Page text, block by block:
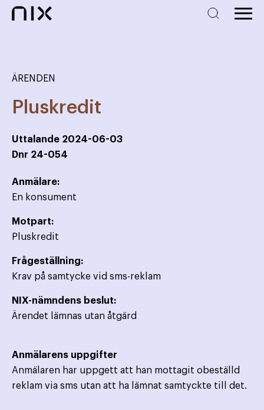
ÄRENDEN
Pluskredit
Uttalande 2024-06-03
Dnr 24-054
Anmälare:
En konsument
Motpart:
Pluskredit
Frågeställning:
Krav på samtycke vid sms-reklam
NIX-nämndens beslut:
Ärendet lämnas utan åtgärd
Anmälarens uppgifter
Anmälaren har uppgett att han mottagit obeställd
reklam via sms utan att ha lämnat samtyckte till det.